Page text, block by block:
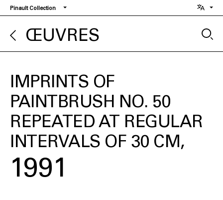
Aller
au
contenu
principal
Pinault Collection
ŒUVRES
IMPRINTS OF
PAINTBRUSH NO. 50
REPEATED AT REGULAR
INTERVALS OF 30 CM
1991